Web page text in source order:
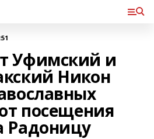
Уфимский и
Никон
посещения
Радоницу